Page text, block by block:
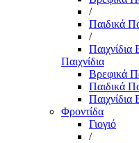
/
Παιδικά
/
Παιχνίδια
Βρεφικά
Παιδικά
Φροντίδα
Γιογιό
/